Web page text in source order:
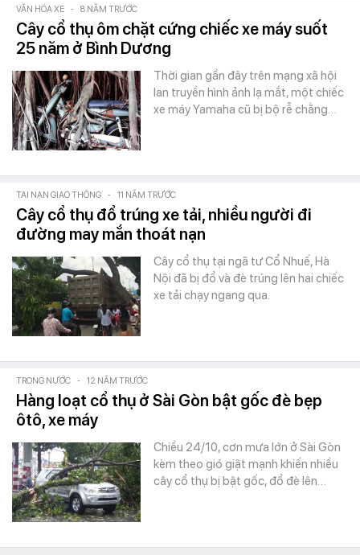
VĂN HÓA XE - 8 NĂM TRƯỚC
Cây cổ thụ ôm chặt cứng chiếc xe máy suốt
25 năm ở Bình Dương
Thời gian gần đây trên mạng xã hội
lan truyền hình ảnh lạ mắt, một chiếc
xe máy Yamaha cũ bị bộ rễ chằng…
TAI NẠN GIAO THÔNG - 11 NĂM TRƯỚC
Cây cổ thụ đổ trúng xe tải, nhiều người đi
đường may mắn thoát nạn
Cây cổ thụ tại ngã tư Cổ Nhuế, Hà
Nội đã bị đổ và đè trúng lên hai chiếc
xe tải chạy ngang qua.
TRONG NƯỚC - 12 NĂM TRƯỚC
Hàng loạt cổ thụ ở Sài Gòn bật gốc đè bẹp
ôtô, xe máy
Chiều 24/10, cơn mưa lớn ở Sài Gòn
kèm theo gió giật mạnh khiến nhiều
cây cổ thụ bị bật gốc, đổ đè lên…